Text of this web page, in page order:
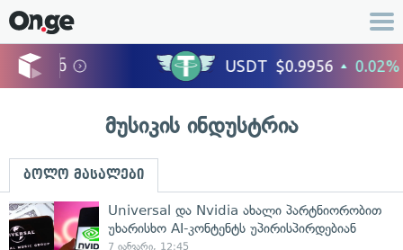
მუსიკის ინდუსტრია
ბოლო მასალები
Universal და Nvidia ახალი პარტნიორობით
უხარისხო AI-კონტენტს უპირისპირდებიან
7 იანვარი, 12:45